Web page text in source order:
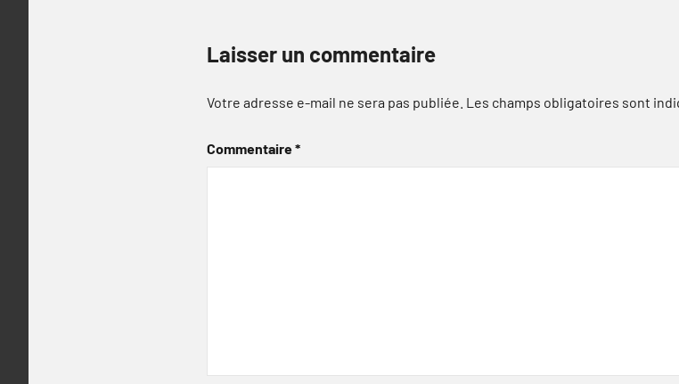
Laisser un commentaire
Votre adresse e-mail ne sera pas publiée. Les champs obligatoires sont
Commentaire*